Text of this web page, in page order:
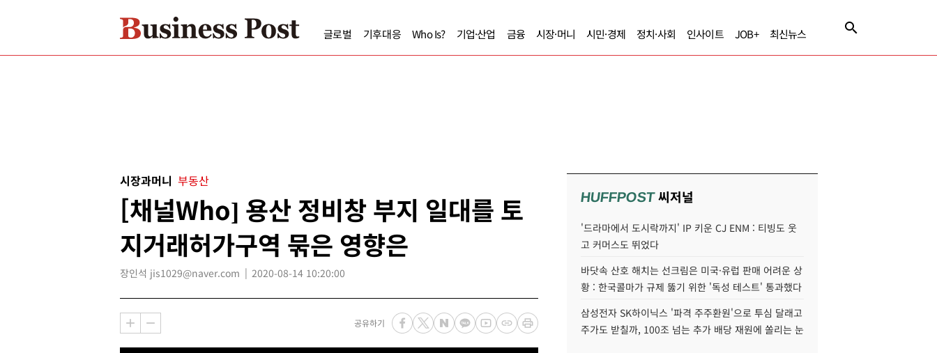
글로벌 기후대응 Who Is? 기업·산업 금융 시장·머니 시민·경제 정치·사회 인사이트 JOB+ 최신뉴스
시장과머니 부동산
[채널Who] 용산 정비창 부지 일대를 토
지거래허가구역 묶은 영향은
장인석 jis1029@naver.com 2020-08-14 10:20:00
공유하기
HUFFPOST씨저널
'드라마에서 도시락까지' IP 키운 CJ ENM : 티빙도 웃
고 커머스도 뛰었다
바닷속 산호 해치는 선크림은 미국·유럽 판매 어려운 상
황 : 한국콜마가 규제 뚫기 위한 '독성 테스트' 통과했다
삼성전자 SK하이닉스 '파격 주주환원'으로 투심 달래고
주가도 받칠까, 100조 넘는 추가 배당 재원에 쏠리는 눈